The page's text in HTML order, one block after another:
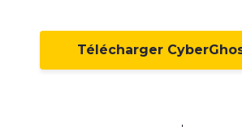
Télécharger